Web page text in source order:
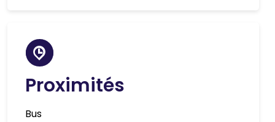
Proximités
Bus